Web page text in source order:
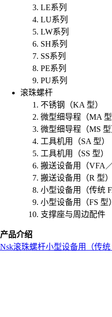
LE系列
LU系列
LW系列
SH系列
SS系列
PE系列
PU系列
滚珠螺杆
不锈钢（KA 型）
微型细导程（MA 型
微型细导程（MS 型
工具机用（SA 型）
工具机用（SS 型）
搬送设备用（VFA
搬送设备用（R 型）
小型设备用（传统
小型设备用（FS 型）
支撑座与周边配件
产品介绍
Nsk滚珠螺杆小型设备用（传统